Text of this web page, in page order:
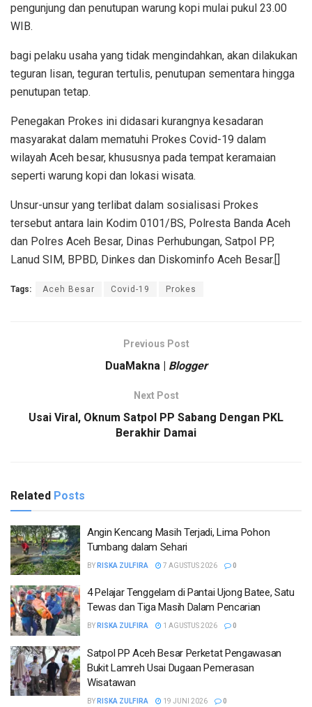
pengunjung dan penutupan warung kopi mulai pukul 23.00
WIB.
bagi pelaku usaha yang tidak mengindahkan, akan dilakukan
teguran lisan, teguran tertulis, penutupan sementara hingga
penutupan tetap.
Penegakan Prokes ini didasari kurangnya kesadaran
masyarakat dalam mematuhi Prokes Covid-19 dalam
wilayah Aceh besar, khususnya pada tempat keramaian
seperti warung kopi dan lokasi wisata.
Unsur-unsur yang terlibat dalam sosialisasi Prokes
tersebut antara lain Kodim 0101/BS, Polresta Banda Aceh
dan Polres Aceh Besar, Dinas Perhubungan, Satpol PP,
Lanud SIM, BPBD, Dinkes dan Diskominfo Aceh Besar.[]
Tags: Aceh Besar Covid-19 Prokes
Previous Post
DuaMakna | Blogger
Next Post
Usai Viral, Oknum Satpol PP Sabang Dengan PKL
Berakhir Damai
Related Posts
Angin Kencang Masih Terjadi, Lima Pohon
Tumbang dalam Sehari
BY RISKA ZULFIRA 7 AGUSTUS 2026 0
4 Pelajar Tenggelam di Pantai Ujong Batee, Satu
Tewas dan Tiga Masih Dalam Pencarian
BY RISKA ZULFIRA 1 AGUSTUS 2026 0
Satpol PP Aceh Besar Perketat Pengawasan
Bukit Lamreh Usai Dugaan Pemerasan
Wisatawan
BY RISKA ZULFIRA 19 JUNI 2026 0